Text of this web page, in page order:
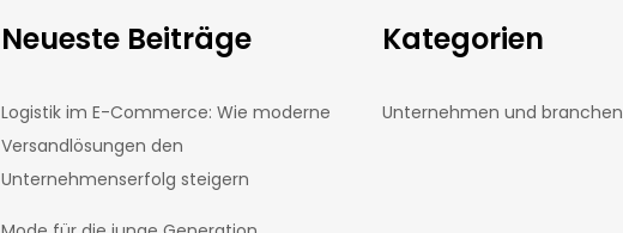
Neueste Beiträge
Logistik im E-Commerce: Wie moderne
Versandlösungen den
Unternehmenserfolg steigern
Kategorien
Unternehmen und branchen